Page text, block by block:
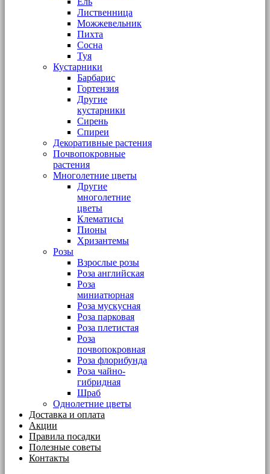
Лиственница
Можжевельник
Пихта
Сосна
Туя
Кустарники
Барбарис
Гортензия
Другие
кустарники
Сирень
Спиреи
Декоративные растения
Почвопокровные
растения
Многолетние цветы
Другие
многолетние
цветы
Клематисы
Пионы
Хризантемы
Розы
Взрослые розы
Роза английская
Роза
миниатюрная
Роза мускусная
Роза парковая
Роза плетистая
Роза
почвопокровная
Роза флорибунда
Роза чайно-
гибридная
Шраб
Однолетние цветы
Доставка и оплата
Акции
Правила посадки
Полезные советы
Контакты